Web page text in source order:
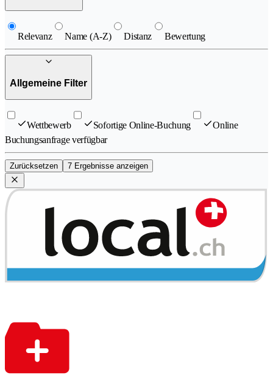
Relevanz Name (A-Z) Distanz Bewertung
Allgemeine Filter
Wettbewerb Sofortige Online-Buchung
Online
Buchungsanfrage verfügbar
Zurücksetzen 7 Ergebnisse anzeigen